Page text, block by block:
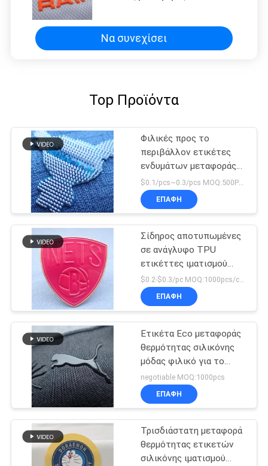
Να συνεχίσει
Top Προϊόντα
Φιλικές προς το
περιβάλλον ετικέτες
ενδυμάτων μεταφοράς
θερμότητας σημείων
σιλικόνης
ΕΠΑΦΉ
Σίδηρος αποτυπωμένες
σε ανάγλυφο TPU
ετικέττες ιματισμού
μεταφοράς θερμότητας
διακριτικών ενδυμάτων
στις μπάλωμα
$0.2-$0.3/pc MOQ:1000pcs/color
ΕΠΑΦΉ
Ετικέτα Eco μεταφοράς
θερμότητας σιλικόνης
μόδας φιλικό για το
αθλητικό ένδυμα
negotiable MOQ:1000pcs
ΕΠΑΦΉ
Τρισδιάστατη μεταφορά
θερμότητας ετικετών
σιλικόνης ιματισμού